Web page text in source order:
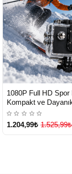
TESLİMAT
1080P Full HD Spor
Kompakt ve
- Lisinya
1.204,99₺ 1.525,99₺